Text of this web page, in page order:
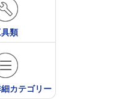
類
カテゴリー